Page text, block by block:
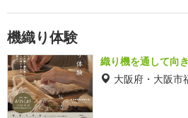
機織り体験
織り機を通して向
大阪府・大阪市